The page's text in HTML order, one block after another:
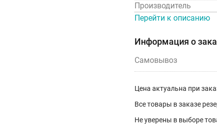
Производитель
Перейти к описанию
Информация о
Самовывоз
Цена актуальна при
Все товары в заказе
Не уверены в выборе